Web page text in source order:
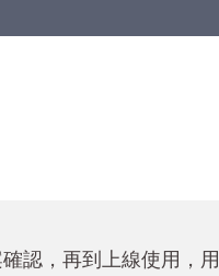
創，打磨用友澳門的產